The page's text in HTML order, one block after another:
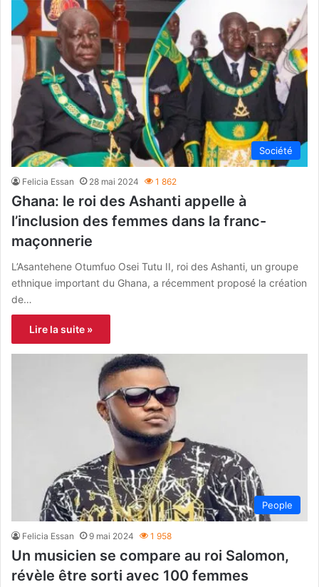
Société
Felicia Essan 28 mai 2024 1 862
Ghana: le roi des Ashanti appelle à
l’inclusion des femmes dans la franc-
maçonnerie
L’Asantehene Otumfuo Osei Tutu II, roi des Ashanti, un groupe
ethnique important du Ghana, a récemment proposé la création
de…
Lire la suite »
People
Felicia Essan 9 mai 2024 1 958
Un musicien se compare au roi Salomon,
révèle être sorti avec 100 femmes